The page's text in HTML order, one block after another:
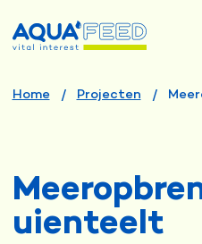
Home Projecten
uienteelt